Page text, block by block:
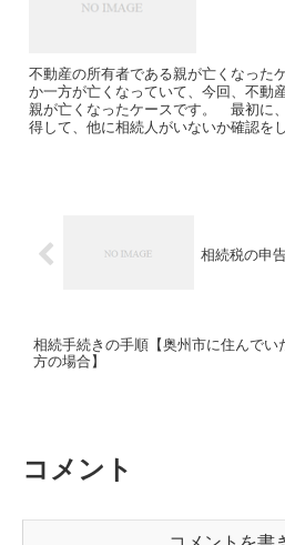
不動産の所有者である親が亡くなっ
か一方が亡くなっていて、今回、不動
親が亡くなったケースです。 最初に
得して、他に相続人がいないか確認を
相続税の申
相続手続きの手順【奥州市に住んでい
方の場合】
コメント